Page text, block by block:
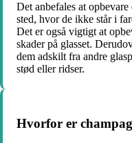
Det anbefales at
sted, hvor de ikke står i
Det er også vigtigt at
skader på glasset.
dem adskilt fra andre
stød eller ridser.
Hvorfor er